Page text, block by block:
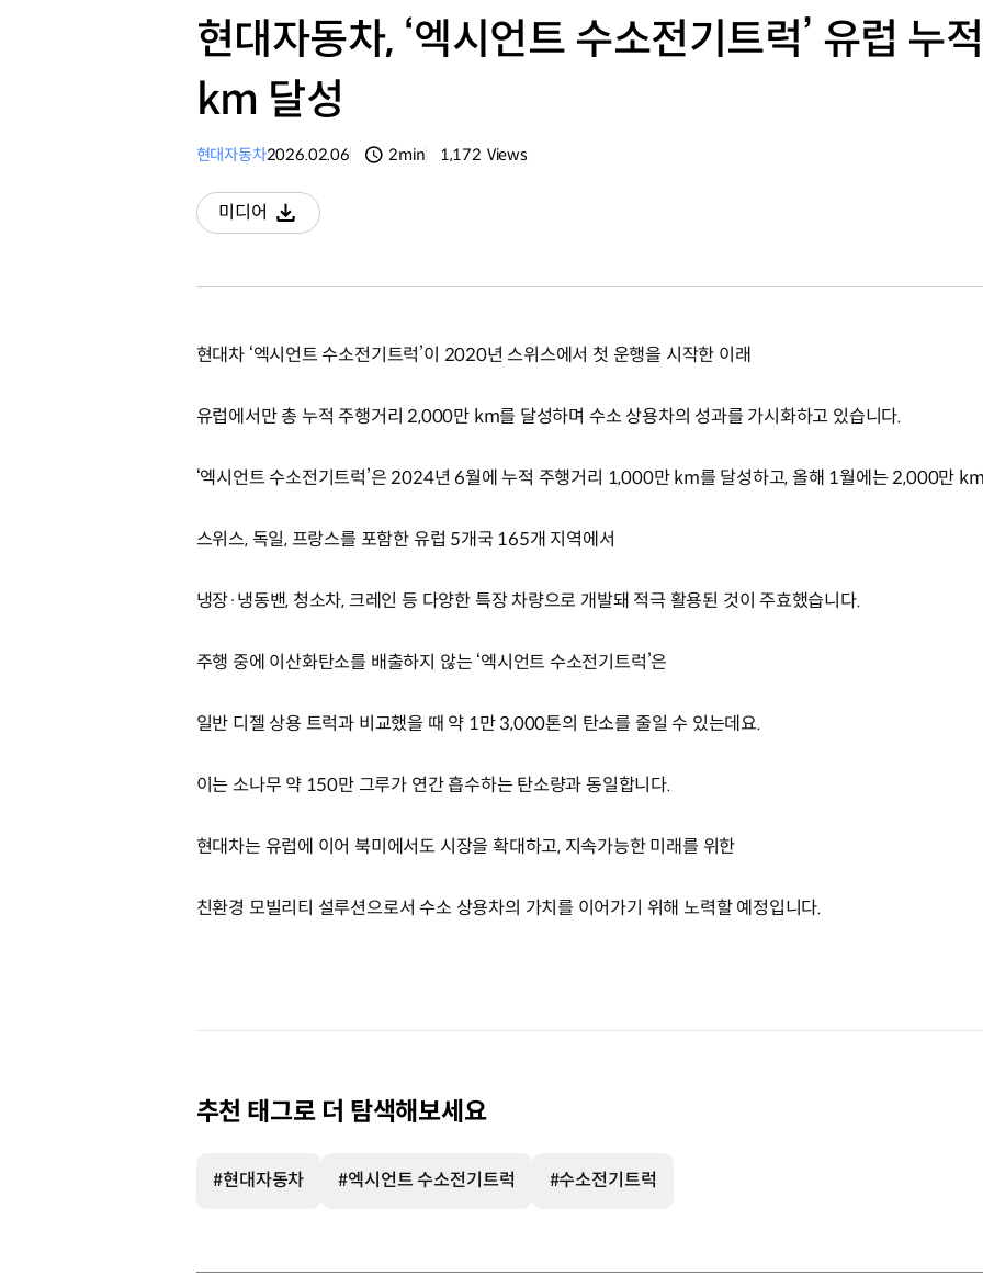
현대자동차, ‘엑시언트 수소전기트럭’ 유럽 누
km 달성
현대자동차2026.02.06 2min 1,172 Views
미디어
다운로드
현대차 ‘엑시언트 수소전기트럭’이 2020년 스위스에서 첫 운행을 시작한 이래
유럽에서만 총 누적 주행거리 2,000만 km를 달성하며 수소 상용차의 성과를 가시화하고 있습니다.
‘엑시언트 수소전기트럭’은 2024년 6월에 누적 주행거리 1,000만 km를 달성하고, 올해 1월에는 2,000만
스위스, 독일, 프랑스를 포함한 유럽 5개국 165개 지역에서
냉장·냉동밴, 청소차, 크레인 등 다양한 특장 차량으로 개발돼 적극 활용된 것이 주효했습니다.
주행 중에 이산화탄소를 배출하지 않는 ‘엑시언트 수소전기트럭’은
일반 디젤 상용 트럭과 비교했을 때 약 1만 3,000톤의 탄소를 줄일 수 있는데요.
이는 소나무 약 150만 그루가 연간 흡수하는 탄소량과 동일합니다.
현대차는 유럽에 이어 북미에서도 시장을 확대하고, 지속가능한 미래를 위한
친환경 모빌리티 설루션으로서 수소 상용차의 가치를 이어가기 위해 노력할 예정입니다.
추천 태그로 더 탐색해보세요
#현대자동차 #엑시언트 수소전기트럭 #수소전기트럭